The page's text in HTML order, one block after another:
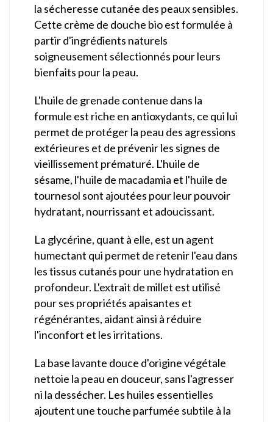
la sécheresse cutanée des peaux sensibles.
Cette crème de douche bio est formulée à
partir d'ingrédients naturels
soigneusement sélectionnés pour leurs
bienfaits pour la peau.
L'huile de grenade contenue dans la
formule est riche en antioxydants, ce qui lui
permet de protéger la peau des agressions
extérieures et de prévenir les signes de
vieillissement prématuré. L'huile de
sésame, l'huile de macadamia et l'huile de
tournesol sont ajoutées pour leur pouvoir
hydratant, nourrissant et adoucissant.
La glycérine, quant à elle, est un agent
humectant qui permet de retenir l'eau dans
les tissus cutanés pour une hydratation en
profondeur. L'extrait de millet est utilisé
pour ses propriétés apaisantes et
régénérantes, aidant ainsi à réduire
l'inconfort et les irritations.
La base lavante douce d'origine végétale
nettoie la peau en douceur, sans l'agresser
ni la dessécher. Les huiles essentielles
ajoutent une touche parfumée subtile à la